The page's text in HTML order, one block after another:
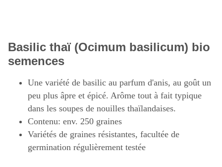
Basilic thaï (Ocimum basilicum) bio
semences
Une variété de basilic au parfum d'anis, au goût un
peu plus âpre et épicé. Arôme tout à fait typique
dans les soupes de nouilles thaïlandaises.
Contenu: env. 250 graines
Variétés de graines résistantes, facultée de
germination régulièrement testée